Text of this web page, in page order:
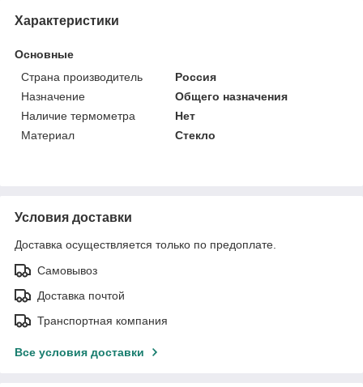
Характеристики
Основные
Страна производитель
Россия
Назначение
Общего назначения
Наличие термометра
Нет
Материал
Стекло
Условия доставки
Доставка осуществляется только по предоплате.
Самовывоз
Доставка почтой
Транспортная компания
Все условия доставки